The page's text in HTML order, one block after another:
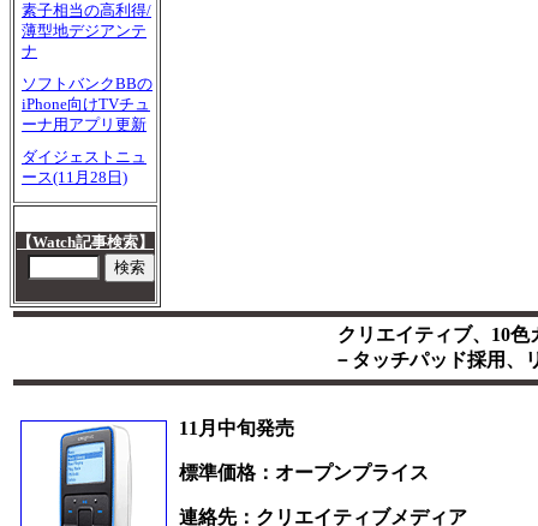
素子相当の高利得/
薄型地デジアンテ
ナ
ソフトバンクBBの
iPhone向けTVチュ
ーナ用アプリ更新
ダイジェストニュ
ース(11月28日)
【Watch記事検索】
クリエイティブ、10
－タッチパッド採用、
11月中旬発売
標準価格：オープンプライス
連絡先：クリエイティブメディア